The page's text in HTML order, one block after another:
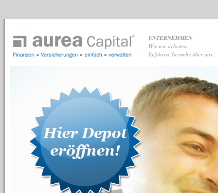
UNTERNEHMEN
Wie wir arbeiten.
Erfahren Sie mehr über uns.